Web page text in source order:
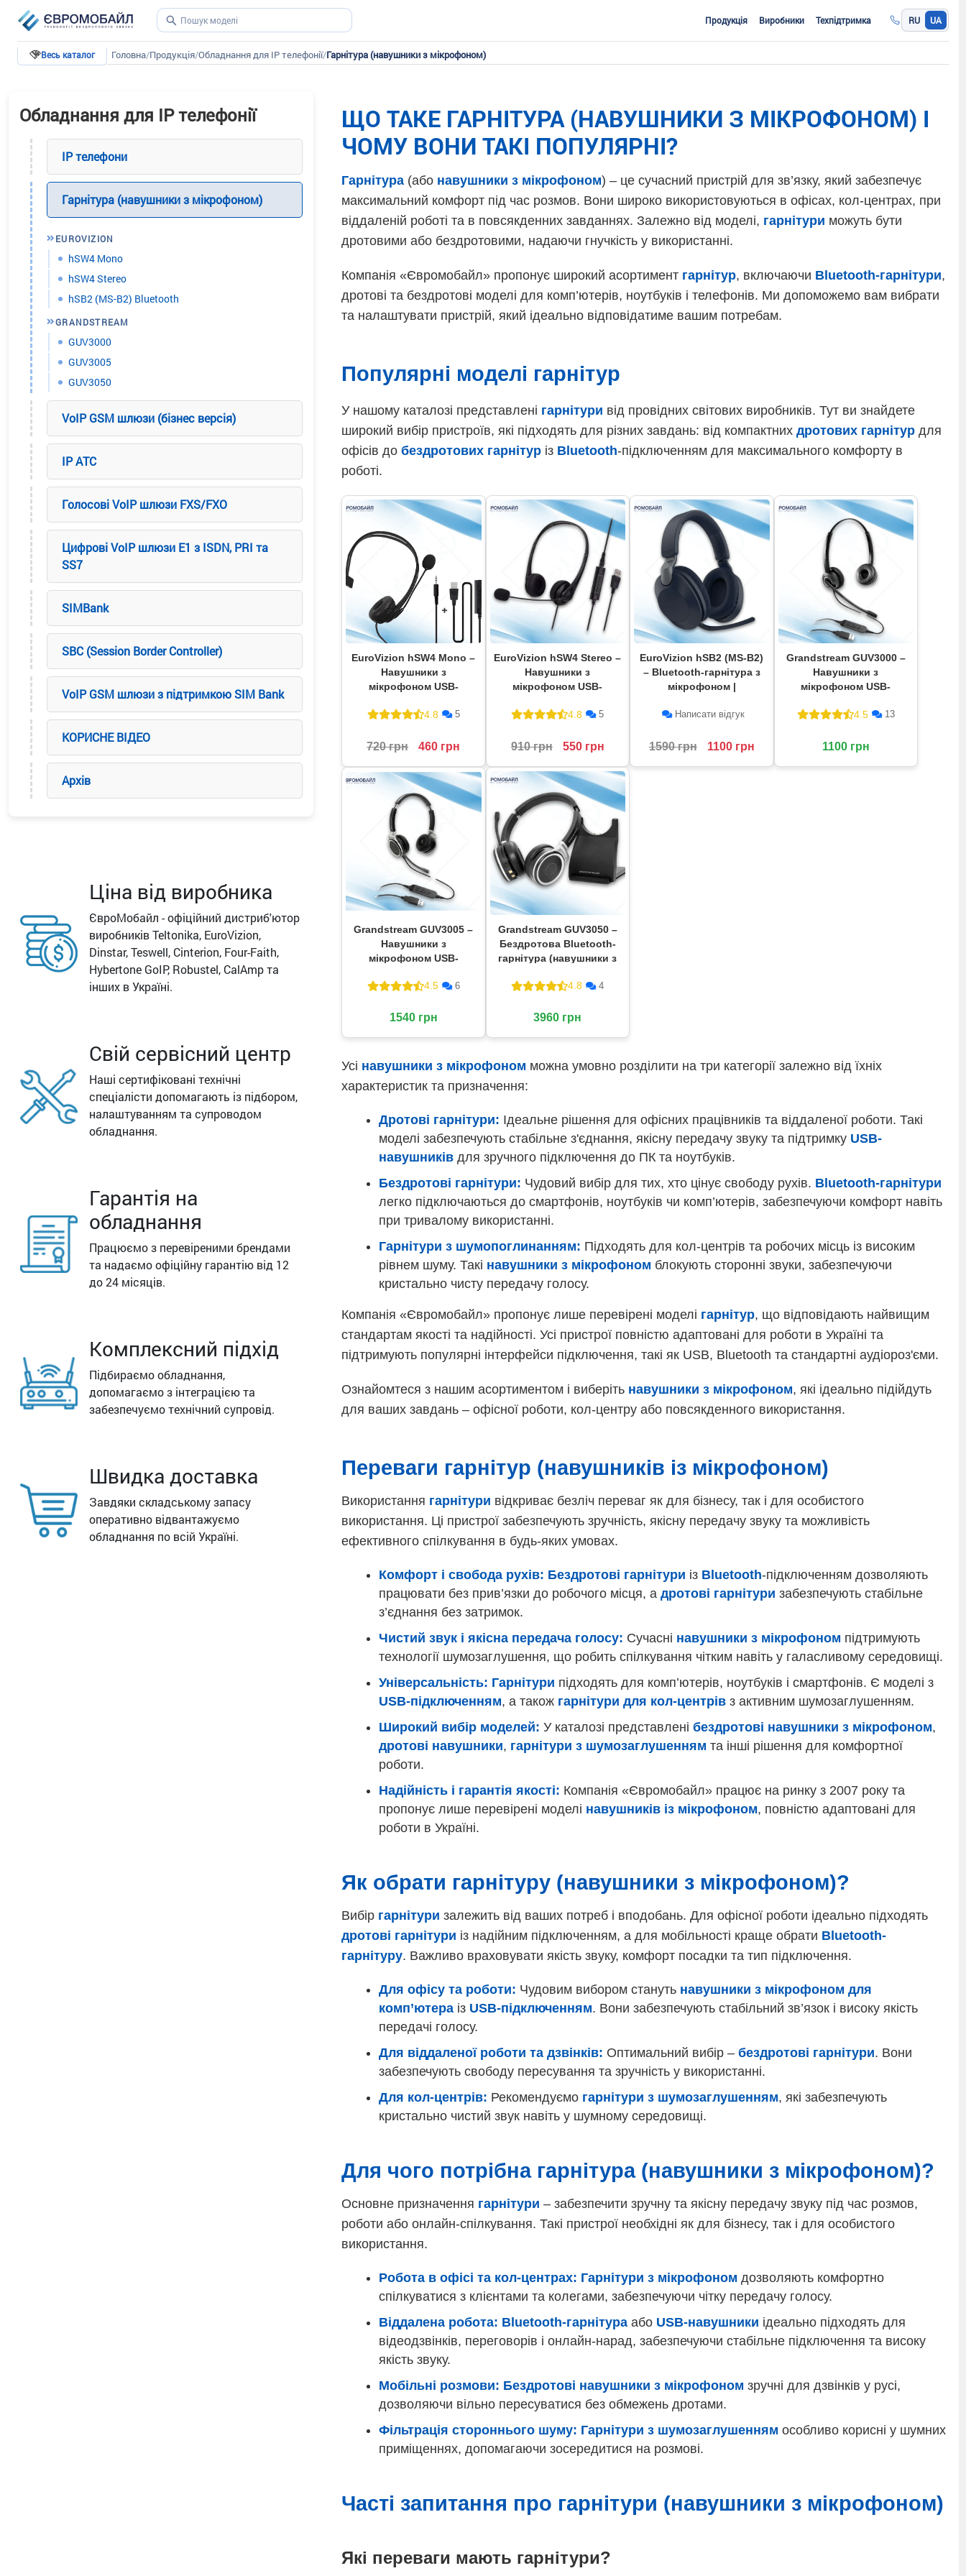
Продукція Виробники Техпідтримка RU UA
Весь каталог Головна/Продукція/Обладнання для IP телефонії/Гарнітура (навушники з мікрофоном)
Обладнання для IP телефонії
IP телефони
Гарнітура (навушники з мікрофоном)
EUROVIZION
hSW4 Mono
hSW4 Stereo
hSB2 (MS-B2) Bluetooth
GRANDSTREAM
GUV3000
GUV3005
GUV3050
VoIP GSM шлюзи (бізнес версія)
IP ATC
Голосові VoIP шлюзи FXS/FXO
Цифрові VoIP шлюзи E1 з ISDN, PRI та
SS7
SIMBank
SBC (Session Border Controller)
VoIP GSM шлюзи з підтримкою SIM Bank
КОРИСНЕ ВІДЕО
Архів
Ціна від виробника
ЄвроМобайл - офіційний дистриб'ютор
виробників Teltonika, EuroVizion,
Dinstar, Teswell, Cinterion, Four-Faith,
Hybertone GoIP, Robustel, CalAmp та
інших в Україні.
Свій сервісний центр
Наші сертифіковані технічні
спеціалісти допомагають із підбором,
налаштуванням та супроводом
обладнання.
Гарантія на
обладнання
Працюємо з перевіреними брендами
та надаємо офіційну гарантію від 12
до 24 місяців.
Комплексний підхід
Підбираємо обладнання,
допомагаємо з інтеграцією та
забезпечуємо технічний супровід.
Швидка доставка
Завдяки складському запасу
оперативно відвантажуємо
обладнання по всій Україні.
ЩО ТАКЕ ГАРНІТУРА (НАВУШНИКИ З МІКРОФОНОМ) І
ЧОМУ ВОНИ ТАКІ ПОПУЛЯРНІ?
Гарнітура (або навушники з мікрофоном) – це сучасний пристрій для зв’язку, який забезпечує
максимальний комфорт під час розмов. Вони широко використовуються в офісах, кол-центрах, при
віддаленій роботі та в повсякденних завданнях. Залежно від моделі, гарнітури можуть бути
дротовими або бездротовими, надаючи гнучкість у використанні.
Компанія «Євромобайл» пропонує широкий асортимент гарнітур, включаючи Bluetooth-гарнітури,
дротові та бездротові моделі для комп’ютерів, ноутбуків і телефонів. Ми допоможемо вам вибрати
та налаштувати пристрій, який ідеально відповідатиме вашим потребам.
Популярні моделі гарнітур
У нашому каталозі представлені гарнітури від провідних світових виробників. Тут ви знайдете
широкий вибір пристроїв, які підходять для різних завдань: від компактних дротових гарнітур для
офісів до бездротових гарнітур із Bluetooth-підключенням для максимального комфорту в
роботі.
EuroVizion hSW4 Mono –
Навушники з
мікрофоном USB-
4.8
5
720 грн 460 грн
EuroVizion hSW4 Stereo –
Навушники з
мікрофоном USB-
4.8
5
910 грн 550 грн
EuroVizion hSB2 (MS-B2)
– Bluetooth-гарнітура з
мікрофоном |
Написати відгук
1590 грн 1100 грн
Grandstream GUV3000 –
Навушники з
мікрофоном USB-
4.5
13
1100 грн
Grandstream GUV3005 –
Навушники з
мікрофоном USB-
4.5
6
1540 грн
Grandstream GUV3050 –
Бездротова Bluetooth-
гарнітура (навушники з
4.8
4
3960 грн
Усі навушники з мікрофоном можна умовно розділити на три категорії залежно від їхніх
характеристик та призначення:
Дротові гарнітури: Ідеальне рішення для офісних працівників та віддаленої роботи. Такі
моделі забезпечують стабільне з'єднання, якісну передачу звуку та підтримку USB-
навушників для зручного підключення до ПК та ноутбуків.
Бездротові гарнітури: Чудовий вибір для тих, хто цінує свободу рухів. Bluetooth-гарнітури
легко підключаються до смартфонів, ноутбуків чи комп’ютерів, забезпечуючи комфорт навіть
при тривалому використанні.
Гарнітури з шумопоглинанням: Підходять для кол-центрів та робочих місць із високим
рівнем шуму. Такі навушники з мікрофоном блокують сторонні звуки, забезпечуючи
кристально чисту передачу голосу.
Компанія «Євромобайл» пропонує лише перевірені моделі гарнітур, що відповідають найвищим
стандартам якості та надійності. Усі пристрої повністю адаптовані для роботи в Україні та
підтримують популярні інтерфейси підключення, такі як USB, Bluetooth та стандартні аудіороз'єми.
Ознайомтеся з нашим асортиментом і виберіть навушники з мікрофоном, які ідеально підійдуть
для ваших завдань – офісної роботи, кол-центру або повсякденного використання.
Переваги гарнітур (навушників із мікрофоном)
Використання гарнітури відкриває безліч переваг як для бізнесу, так і для особистого
використання. Ці пристрої забезпечують зручність, якісну передачу звуку та можливість
ефективного спілкування в будь-яких умовах.
Комфорт і свобода рухів: Бездротові гарнітури із Bluetooth-підключенням дозволяють
працювати без прив’язки до робочого місця, а дротові гарнітури забезпечують стабільне
з’єднання без затримок.
Чистий звук і якісна передача голосу: Сучасні навушники з мікрофоном підтримують
технології шумозаглушення, що робить спілкування чітким навіть у галасливому середовищі.
Універсальність: Гарнітури підходять для комп’ютерів, ноутбуків і смартфонів. Є моделі з
USB-підключенням, а також гарнітури для кол-центрів з активним шумозаглушенням.
Широкий вибір моделей: У каталозі представлені бездротові навушники з мікрофоном,
дротові навушники, гарнітури з шумозаглушенням та інші рішення для комфортної
роботи.
Надійність і гарантія якості: Компанія «Євромобайл» працює на ринку з 2007 року та
пропонує лише перевірені моделі навушників із мікрофоном, повністю адаптовані для
роботи в Україні.
Як обрати гарнітуру (навушники з мікрофоном)?
Вибір гарнітури залежить від ваших потреб і вподобань. Для офісної роботи ідеально підходять
дротові гарнітури із надійним підключенням, а для мобільності краще обрати Bluetooth-
гарнітуру. Важливо враховувати якість звуку, комфорт посадки та тип підключення.
Для офісу та роботи: Чудовим вибором стануть навушники з мікрофоном для
комп’ютера із USB-підключенням. Вони забезпечують стабільний зв’язок і високу якість
передачі голосу.
Для віддаленої роботи та дзвінків: Оптимальний вибір – бездротові гарнітури. Вони
забезпечують свободу пересування та зручність у використанні.
Для кол-центрів: Рекомендуємо гарнітури з шумозаглушенням, які забезпечують
кристально чистий звук навіть у шумному середовищі.
Для чого потрібна гарнітура (навушники з мікрофоном)?
Основне призначення гарнітури – забезпечити зручну та якісну передачу звуку під час розмов,
роботи або онлайн-спілкування. Такі пристрої необхідні як для бізнесу, так і для особистого
використання.
Робота в офісі та кол-центрах: Гарнітури з мікрофоном дозволяють комфортно
спілкуватися з клієнтами та колегами, забезпечуючи чітку передачу голосу.
Віддалена робота: Bluetooth-гарнітура або USB-навушники ідеально підходять для
відеодзвінків, переговорів і онлайн-нарад, забезпечуючи стабільне підключення та високу
якість звуку.
Мобільні розмови: Бездротові навушники з мікрофоном зручні для дзвінків у русі,
дозволяючи вільно пересуватися без обмежень дротами.
Фільтрація стороннього шуму: Гарнітури з шумозаглушенням особливо корисні у шумних
приміщеннях, допомагаючи зосередитися на розмові.
Часті запитання про гарнітури (навушники з мікрофоном)
Які переваги мають гарнітури?